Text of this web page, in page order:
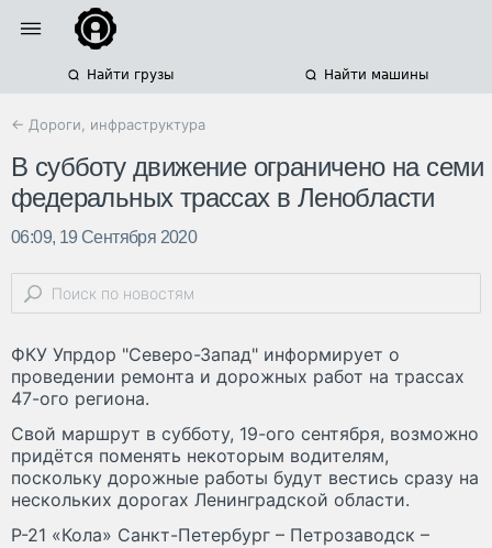
Найти грузы Найти машины
← Дороги, инфраструктура
В субботу движение ограничено на семи
федеральных трассах в Ленобласти
06:09, 19 Сентября 2020
ФКУ Упрдор "Северо-Запад" информирует о
проведении ремонта и дорожных работ на трассах
47-ого региона.
Свой маршрут в субботу, 19-ого сентября, возможно
придётся поменять некоторым водителям,
поскольку дорожные работы будут вестись сразу на
нескольких дорогах Ленинградской области.
Р-21 «Кола» Санкт-Петербург – Петрозаводск –